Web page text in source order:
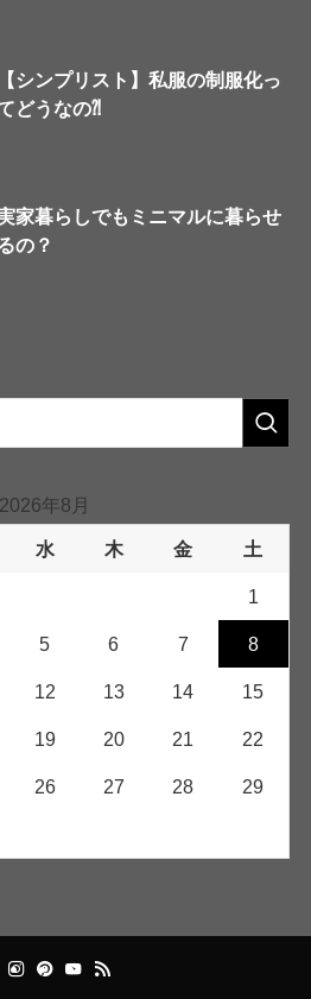
【シンプリスト】私服の制服化っ
どうなの⁈
家暮らしでもミニマルに暮らせ
の？
2026年8月
水 木 金 土
1
5 6 7 8
12 13 14 15
19 20 21 22
26 27 28 29